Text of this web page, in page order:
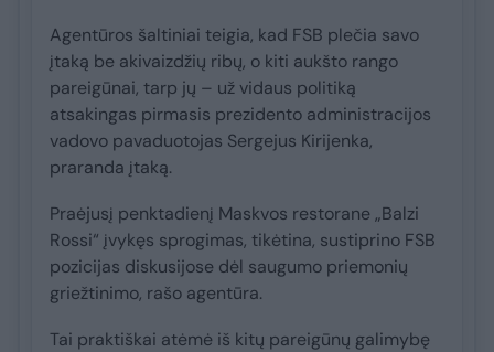
Agentūros šaltiniai teigia, kad FSB plečia savo
įtaką be akivaizdžių ribų, o kiti aukšto rango
pareigūnai, tarp jų – už vidaus politiką
atsakingas pirmasis prezidento administracijos
vadovo pavaduotojas Sergejus Kirijenka,
praranda įtaką.
Praėjusį penktadienį Maskvos restorane „Balzi
Rossi“ įvykęs sprogimas, tikėtina, sustiprino FSB
pozicijas diskusijose dėl saugumo priemonių
griežtinimo, rašo agentūra.
Tai praktiškai atėmė iš kitų pareigūnų galimybę